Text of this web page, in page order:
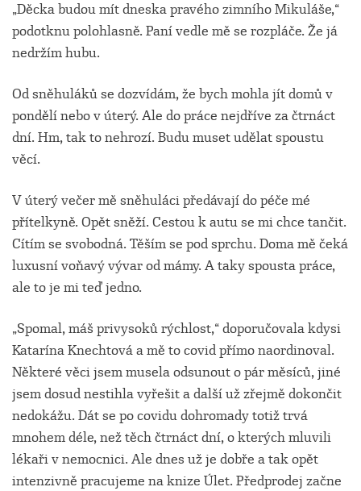
„Děcka budou mít dneska pravého zimního Mikuláše,“
podotknu polohlasně. Paní vedle mě se rozpláče. Že já
nedržím hubu.
Od sněhuláků se dozvídám, že bych mohla jít domů v
pondělí nebo v úterý. Ale do práce nejdříve za čtrnáct
dní. Hm, tak to nehrozí. Budu muset udělat spoustu
věcí.
V úterý večer mě sněhuláci předávají do péče mé
přítelkyně. Opět sněží. Cestou k autu se mi chce tančit.
Cítím se svobodná. Těším se pod sprchu. Doma mě čeká
luxusní voňavý vývar od mámy. A taky spousta práce,
ale to je mi teď jedno.
„Spomal, máš privysoků rýchlost,“ doporučovala kdysi
Katarína Knechtová a mě to covid přímo naordinoval.
Některé věci jsem musela odsunout o pár měsíců, jiné
jsem dosud nestihla vyřešit a další už zřejmě dokončit
nedokážu. Dát se po covidu dohromady totiž trvá
mnohem déle, než těch čtrnáct dní, o kterých mluvili
lékaři v nemocnici. Ale dnes už je dobře a tak opět
intenzivně pracujeme na knize Úlet. Předprodej začne